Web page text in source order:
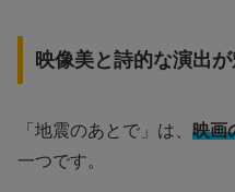
映像美と詩的な演出が
「地震のあとで」は、 映画
一つです。